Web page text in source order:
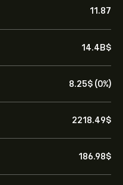
11.87
14.4B‎$‎
8.25‎$‎ (0%)
2218.49‎$‎
186.98‎$‎